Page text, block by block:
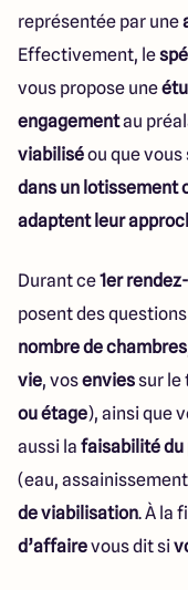
représentée par une
Effectivement, le
vous propose une
engagementau
viabiliséou que vous
dans un lotissement
adaptent leur
Durant ce1er
posent des
nombre de chambres
vie, vosenviessur le
ou étage), ainsi que
aussi la faisabilité
(eau,
de viabilisation. À la
d’affairevous dit si